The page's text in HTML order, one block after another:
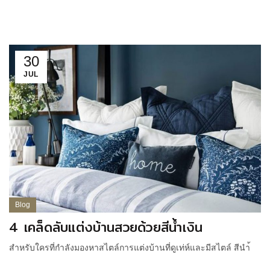
30
JUL
Blog
4 เคล็ดลับแต่งบ้านสวยด้วยสีน้ำเงิน
สำหรับใครที่กำลังมองหาสไตล์การแต่งบ้านที่ดูเท่ห์และมีสไตล์ สีนำ้